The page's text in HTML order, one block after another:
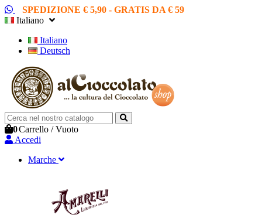
SPEDIZIONE € 5,90 - GRATIS DA € 59
Italiano
Italiano
Deutsch
0Carrello /Vuoto
Accedi
Marche